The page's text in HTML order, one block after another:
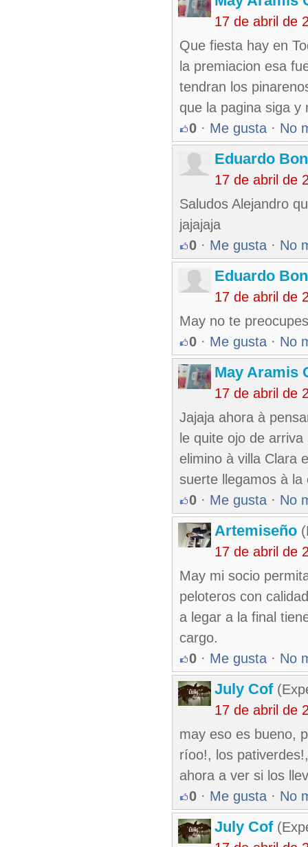
17 de abril de
Que fiesta hay en
la premiacion esa
tendran los
que la pagina siga y
0 · Me gusta · No
Eduardo
17 de abril de
Saludos Alejandro
jajajaja
0 · Me gusta · No
Eduardo
17 de abril de
May no te
0 · Me gusta · No
May Aramis
17 de abril de
Jajaja ahora à
le quite ojo de
elimino à villa Clara
suerte llegamos à
0 · Me gusta · No
Artemiseño
17 de abril de
May mi socio
peloteros con
a legar a la final
cargo.
0 · Me gusta · No
July Cof
17 de abril de
may eso es bueno,
ríoo!, los
ahora a ver si los
0 · Me gusta · No
July Cof